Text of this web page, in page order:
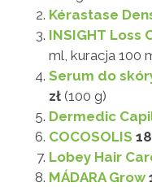
Kérastase
INSIGHT Loss
ml, kuracja 100
Serum do
zł (100 g)
Dermedic
COCOSOLIS
Lobey Hair
MÁDARA Grow